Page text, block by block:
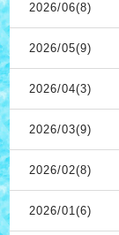
2026/06(8)
2026/05(9)
2026/04(3)
2026/03(9)
2026/02(8)
2026/01(6)